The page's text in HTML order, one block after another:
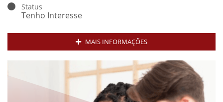
Status
Tenho Interesse
MAIS INFORMAÇÕES